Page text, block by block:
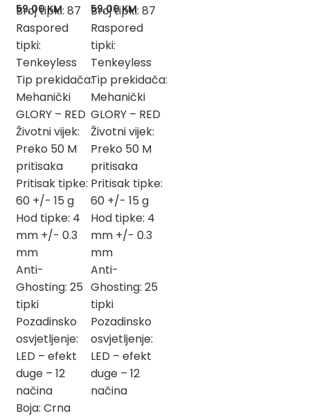
59,00KM
Broj tipki: 87
Raspored
tipki:
Tenkeyless
Tip prekidača:
Mehanički
GLORY – RED
Životni vijek:
Preko 50 M
pritisaka
Pritisak tipke:
60 +/- 15 g
Hod tipke: 4
mm +/- 0.3
mm
Anti-
Ghosting: 25
tipki
Pozadinsko
osvjetljenje:
LED – efekt
duge – 12
načina
Boja: Crna
59,00KM
Broj tipki: 87
Raspored
tipki:
Tenkeyless
Tip prekidača:
Mehanički
GLORY – RED
Životni vijek:
Preko 50 M
pritisaka
Pritisak tipke:
60 +/- 15 g
Hod tipke: 4
mm +/- 0.3
mm
Anti-
Ghosting: 25
tipki
Pozadinsko
osvjetljenje:
LED – efekt
duge – 12
načina